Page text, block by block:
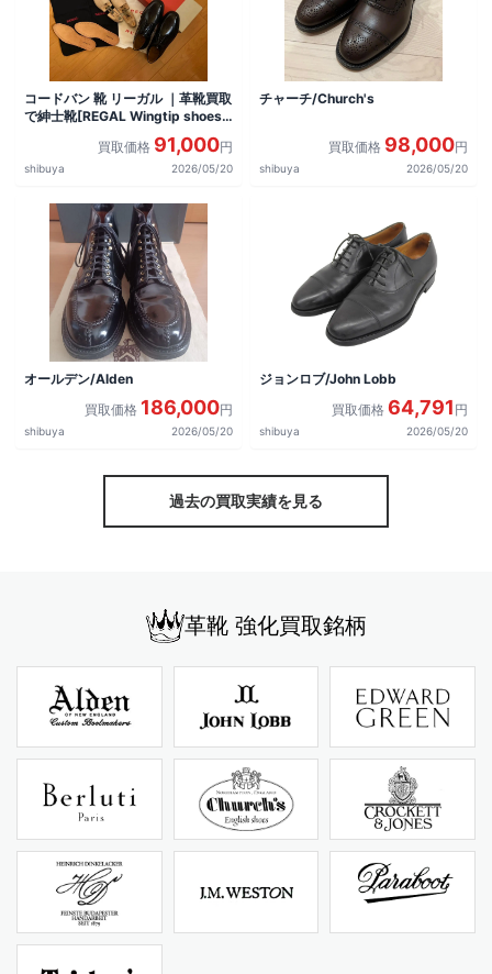
コードバン 靴 リーガル ｜革靴買取
で紳士靴[REGAL Wingtip shoes]
買取価格 91,000円
shibuya 2026/05/20
チャーチ/Church's
買取価格 98,000円
shibuya 2026/05/20
オールデン/Alden
買取価格 186,000円
shibuya 2026/05/20
ジョンロブ/John Lobb
買取価格 64,791 円
shibuya 2026/05/20
過去の買取実績を見る
革靴 強化買取銘柄